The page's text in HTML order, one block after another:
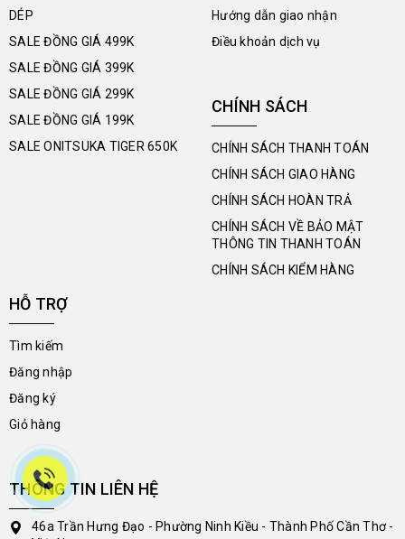
DÉP
SALE ĐỒNG GIÁ 499K
SALE ĐỒNG GIÁ 399K
SALE ĐỒNG GIÁ 299K
SALE ĐỒNG GIÁ 199K
SALE ONITSUKA TIGER 650K
Hướng dẫn giao nhận
Điều khoản dịch vụ
CHÍNH SÁCH
CHÍNH SÁCH THANH TOÁN
CHÍNH SÁCH GIAO HÀNG
CHÍNH SÁCH HOÀN TRẢ
CHÍNH SÁCH VỀ BẢO MẬT
THÔNG TIN THANH TOÁN
CHÍNH SÁCH KIỂM HÀNG
HỖ TRỢ
Tìm kiếm
Đăng nhập
Đăng ký
Giỏ hàng
THÔNG TIN LIÊN HỆ
46a Trần Hưng Đạo - Phường Ninh Kiều - Thành Phố Cần Thơ -